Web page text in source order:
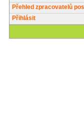
Přehled zpracovatelů
Přihlásit